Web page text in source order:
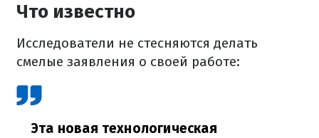
Что известно
Исследователи не стесняются делать
смелые заявления о своей работе:
Эта новая технологическая